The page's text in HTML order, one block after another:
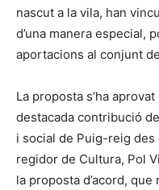
nascut a la vila, han
d’una manera especial,
aportacions al conjunt
La proposta s’ha
destacada contribució
i social de Puig-reig des
regidor de Cultura, Pol
la proposta d’acord,